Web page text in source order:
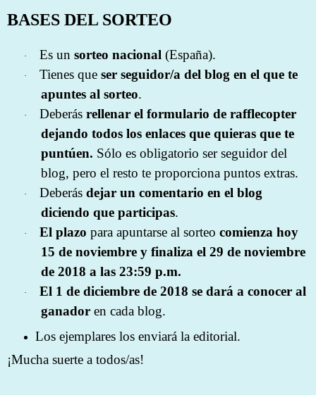
BASES DEL SORTEO
· Es un sorteo nacional (España).
· Tienes que ser seguidor/a del blog en el que te
apuntes al sorteo.
· Deberás rellenar el formulario de rafflecopter
dejando todos los enlaces que quieras que te
puntúen. Sólo es obligatorio ser seguidor del
blog, pero el resto te proporciona puntos extras.
· Deberás dejar un comentario en el blog
diciendo que participas.
· El plazo para apuntarse al sorteo comienza hoy
15 de noviembre y finaliza el 29 de noviembre
de 2018 a las 23:59 p.m.
·
El 1 de diciembre de 2018 se dará a conocer al
ganadoren cada blog.
Los ejemplares los enviará la editorial.
¡Mucha suerte a todos/as!